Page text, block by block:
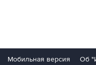
Мобильная версия Об